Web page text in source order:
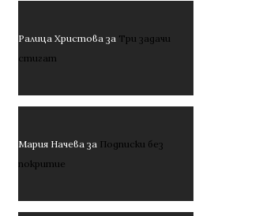
Ралица Христоваза Три задачи
стигат
Мария Начеваза Подписки без
покритие